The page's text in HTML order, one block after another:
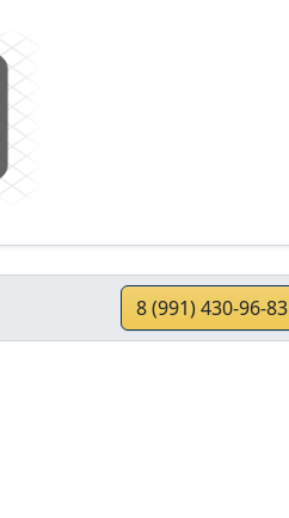
8 (991) 430-96-83